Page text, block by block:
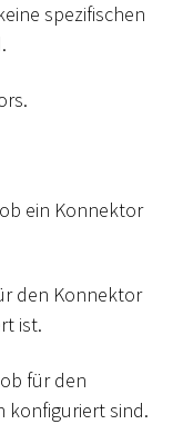
spezifischen
ein Konnektor
den Konnektor
ist.
für den
konfiguriert sind.